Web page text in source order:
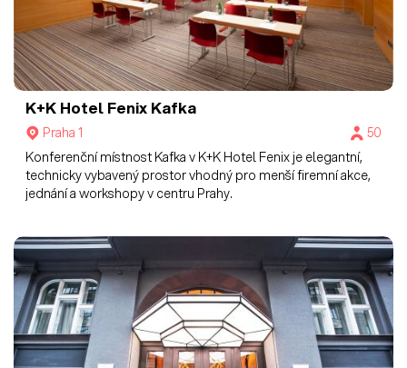
K+K Hotel Fenix Kafka
Praha 1
50
Konferenční místnost Kafka v K+K Hotel Fenix je elegantní,
technicky vybavený prostor vhodný pro menší firemní akce,
jednání a workshopy v centru Prahy.